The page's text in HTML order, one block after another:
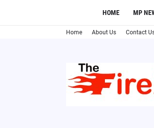
HOME MP
Home About Us Contact